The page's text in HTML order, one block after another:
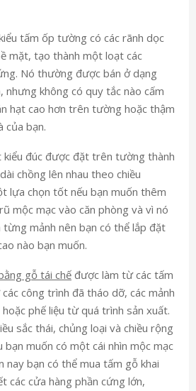
tấm ốp tường có các rãnh dọc
mặt, tạo thành một loạt các
Nó thường được bán ở dạng
nhưng không có quy tắc nào cấm
hạt cao hơn trên tường hoặc thậm
của bạn.
kiểu đúc được đặt trên tường thành
chồng lên nhau theo chiều
lựa chọn tốt nếu bạn muốn thêm
mộc mạc vào căn phòng và vì nó
từng mảnh nên bạn có thể lắp đặt
nào bạn muốn.
gỗ tái chế được làm từ các tấm
công trình đã tháo dỡ, các mảnh
phế liệu từ quá trình sản xuất.
sắc thái, chủng loại và chiều rộng
bạn muốn có một cái nhìn mộc mạc
nay bạn có thể mua tấm gỗ khai
các cửa hàng phần cứng lớn,